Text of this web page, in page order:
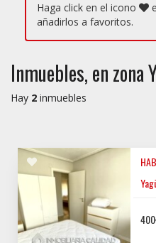
Haga click en el icono
añadirlos a favoritos.
Inmuebles, en
Hay 2 inmuebles